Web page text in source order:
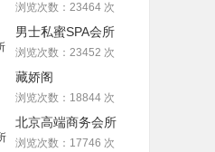
浏览次数：23464 次
男士私蜜SPA会所
浏览次数：23452 次
藏娇阁
浏览次数：18844 次
北京高端商务会所
浏览次数：17746 次